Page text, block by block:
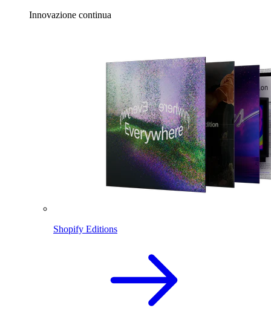
Innovazione continua
Shopify Editions